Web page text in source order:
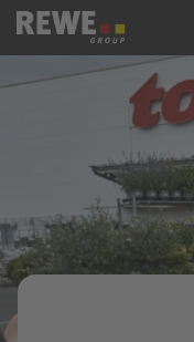
Zum Inhalt springen
REWE